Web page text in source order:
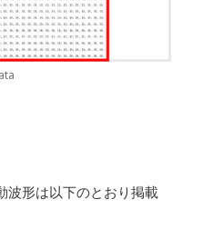
波形は以下のとおり掲載